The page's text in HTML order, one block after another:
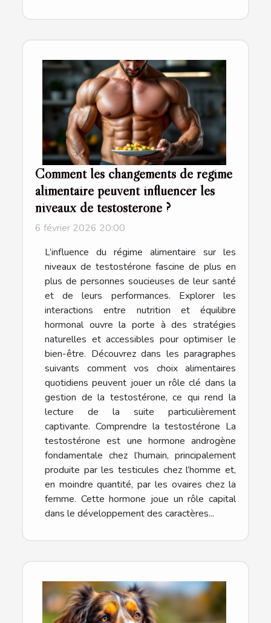
Comment les changements de régime
alimentaire peuvent influencer les
niveaux de testostérone ?
6 février 2026 20:00
L’influence du régime alimentaire sur les
niveaux de testostérone fascine de plus en
plus de personnes soucieuses de leur santé
et de leurs performances. Explorer les
interactions entre nutrition et équilibre
hormonal ouvre la porte à des stratégies
naturelles et accessibles pour optimiser le
bien-être. Découvrez dans les paragraphes
suivants comment vos choix alimentaires
quotidiens peuvent jouer un rôle clé dans la
gestion de la testostérone, ce qui rend la
lecture de la suite particulièrement
captivante. Comprendre la testostérone La
testostérone est une hormone androgène
fondamentale chez l’humain, principalement
produite par les testicules chez l’homme et,
en moindre quantité, par les ovaires chez la
femme. Cette hormone joue un rôle capital
dans le développement des caractères...